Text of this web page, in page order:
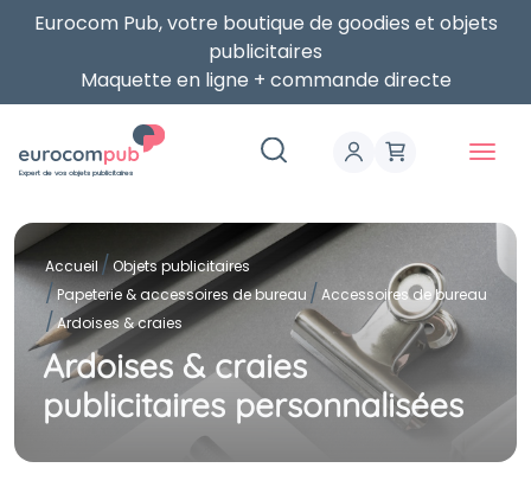
Eurocom Pub, votre boutique de goodies et objets
publicitaires
Maquette en ligne + commande directe
Expert de vos objets publicitaires
Accueil
Objets publicitaires
Papeterie & accessoires de bureau
Accessoires de bureau
Ardoises & craies
Ardoises & craies
publicitaires personnalisées